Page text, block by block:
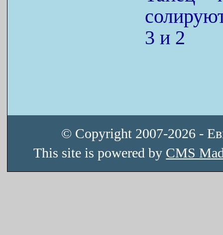
3 и 2
© Copyright 2007-2026 -
This site is powered by CMS